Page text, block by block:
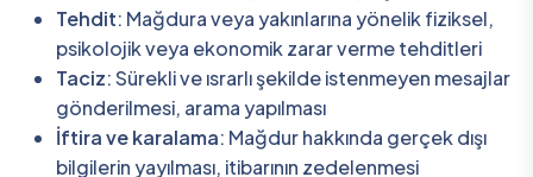
Tehdit: Mağdura veya yakınlarına yönelik fiziksel,
psikolojik veya ekonomik zarar verme tehditleri
Taciz: Sürekli ve ısrarlı şekilde istenmeyen mesajlar
gönderilmesi, arama yapılması
İftira ve karalama: Mağdur hakkında gerçek dışı
bilgilerin yayılması, itibarının zedelenmesi